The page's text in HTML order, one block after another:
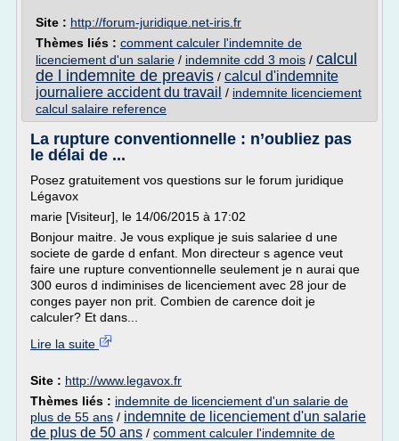
Site : http://forum-juridique.net-iris.fr
Thèmes liés : comment calculer l'indemnite de
licenciement d'un salarie / indemnite cdd 3 mois / calcul
de l indemnite de preavis / calcul d'indemnite
journaliere accident du travail / indemnite licenciement
calcul salaire reference
La rupture conventionnelle : n’oubliez pas
le délai de ...
Posez gratuitement vos questions sur le forum juridique
Légavox
marie [Visiteur], le 14/06/2015 à 17:02
Bonjour maitre. Je vous explique je suis salariee d une
societe de garde d enfant. Mon directeur s agence veut
faire une rupture conventionnelle seulement je n aurai que
300 euros d indiminises de licenciement avec 28 jour de
conges payer non prit. Combien de carence doit je
calculer? Et dans...
Lire la suite
Site : http://www.legavox.fr
Thèmes liés : indemnite de licenciement d'un salarie de
plus de 55 ans / indemnite de licenciement d'un salarie
de plus de 50 ans / comment calculer l'indemnite de